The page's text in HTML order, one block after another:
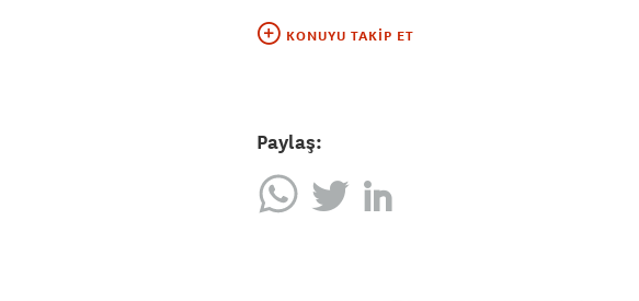
KONUYU TAKIP ET
Paylaş: